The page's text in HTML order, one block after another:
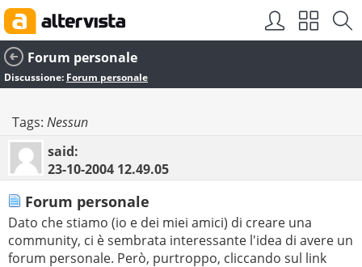
Forum personale
Discussione: Forum personale
Tags: Nessun
said:
23-10-2004 12.49.05
Forum personale
Dato che stiamo (io e dei miei amici) di creare una
community, ci è sembrata interessante l'idea di avere un
forum personale. Però, purtroppo, cliccando sul link